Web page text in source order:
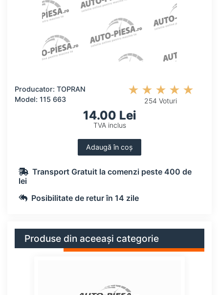
Producator: TOPRAN
Model: 115 663
254 Voturi
14.00 Lei
TVA inclus
Adaugă în coș
Transport Gratuit la comenzi peste 400 de
lei
Posibilitate de retur în 14 zile
Produse din aceeași categorie